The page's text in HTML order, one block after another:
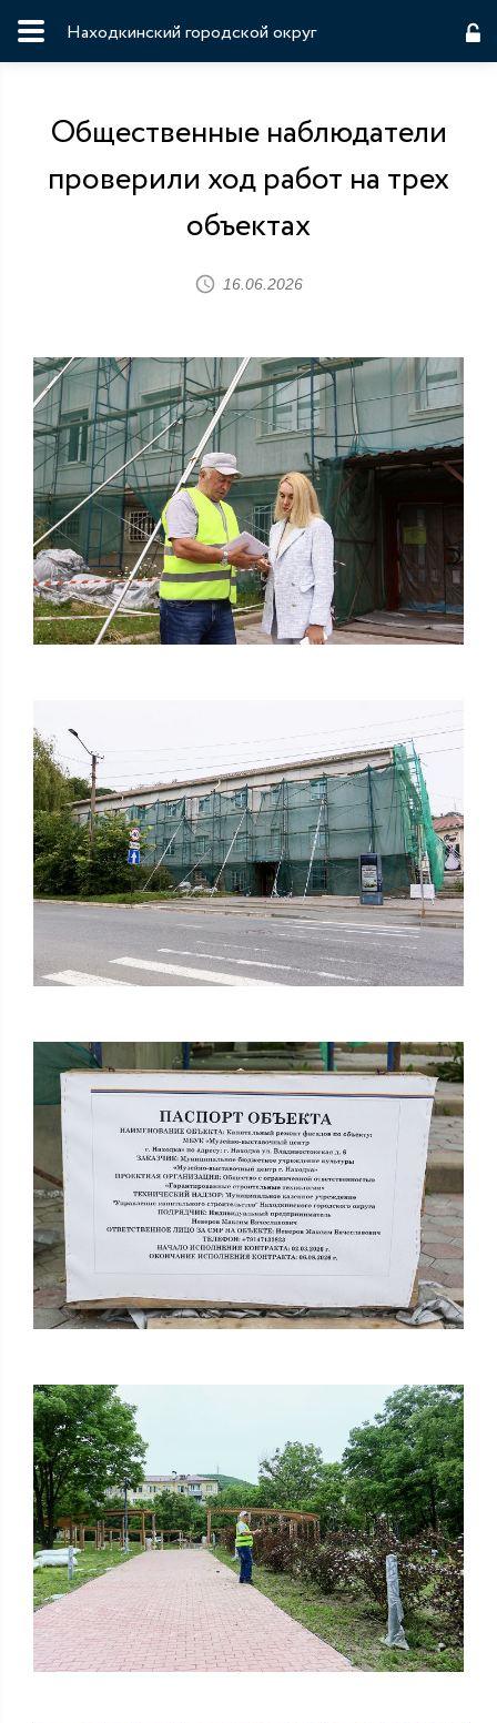
Находкинский городской округ
Общественные наблюдатели
проверили ход работ на трех
объектах
16.06.2026